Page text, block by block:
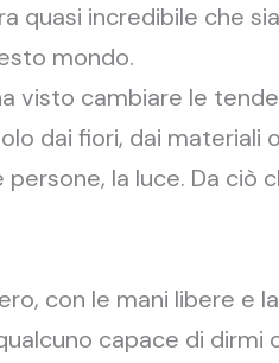
quasi incredibile che
mondo.
visto cambiare le
dai fiori, dai materiali
la luce. Da ciò
con le mani libere e
capace di